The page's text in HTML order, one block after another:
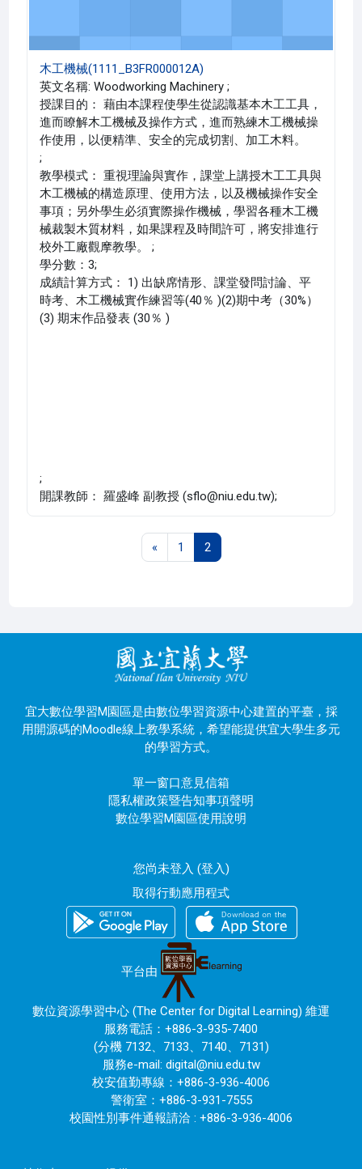
木工機械(1111_B3FR000012A)
英文名稱: Woodworking Machinery ;
授課目的： 藉由本課程使學生從認識基本木工工具，
進而瞭解木工機械及操作方式，進而熟練木工機械操
作使用，以便精準、安全的完成切割、加工木料。
;
教學模式： 重視理論與實作，課堂上講授木工工具與
木工機械的構造原理、使用方法，以及機械操作安全
事項；另外學生必須實際操作機械，學習各種木工機
械裁製木質材料，如果課程及時間許可，將安排進行
校外工廠觀摩教學。 ;
學分數：3;
成績計算方式： 1) 出缺席情形、課堂發問討論、平
時考、木工機械實作練習等(40％ )(2)期中考（30%）
(3) 期末作品發表 (30％ )
;
開課教師： 羅盛峰 副教授 (sflo@niu.edu.tw);
«上一頁
1 第 1 頁
2第 2 頁
宜大數位學習M園區是由數位學習資源中心建置的平臺，採
用開源碼的Moodle線上教學系統，希望能提供宜大學生多元
的學習方式。
單一窗口意見信箱
隱私權政策暨告知事項聲明
數位學習M園區使用說明
您尚未登入 (登入)
取得行動應用程式
平台由
數位資源學習中心 (The Center for Digital Learning) 維運
服務電話：+886-3-935-7400
(分機 7132、7133、7140、7131)
服務e-mail: digital@niu.edu.tw
校安值勤專線：+886-3-936-4006
警衛室：+886-3-931-7555
校園性別事件通報請洽 : +886-3-936-4006